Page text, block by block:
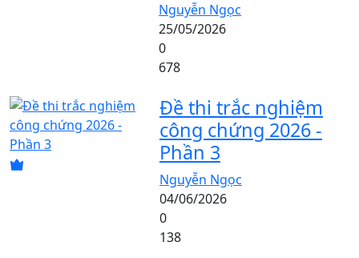
Nguyễn Ngọc
25/05/2026
0
678
Đề thi trắc nghiệm
công chứng 2026 -
Phần 3
Nguyễn Ngọc
04/06/2026
0
138